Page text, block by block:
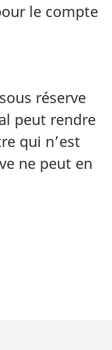
le compte
réserve
peut rendre
qui n’est
ne peut en